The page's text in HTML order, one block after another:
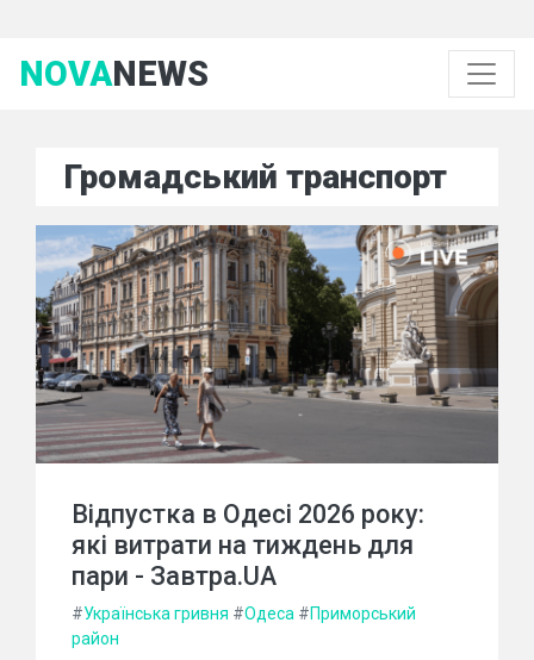
NOVANEWS
Громадський транспорт
Відпустка в Одесі 2026 року:
які витрати на тиждень для
пари - Завтра.UA
#Українська гривня #Одеса #Приморський
район